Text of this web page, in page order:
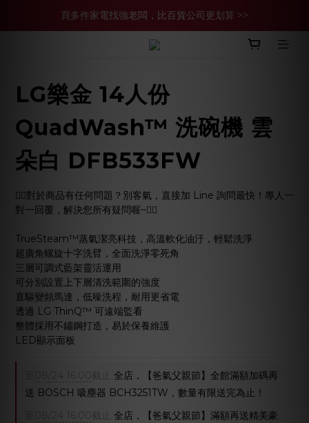
買多件家電找強老闆，比百貨公司更划算 >>
買多件家電找強老闆，比百貨公司更划算 >>
官網現金轉帳優惠 結帳輸【YHH02】再享2%優惠
LG樂金 14人份
QuadWash™ 洗碗機 雲
朵白 DFB533FW
🙋‍♀️對於商品有任何問題？別客氣，直接加 Line 詢問最快！專人一
對一回覆，解決您所有疑問喔~🙋‍♂️
TrueSteam™蒸氣潔亮科技，高溫軟化油汙，輕鬆洗淨
超廣角螺旋十字洗臂，全面洗淨零死角
三層可調式藍架靈活運用
可分別設置上下層清洗範圍的強度
直驅變頻馬達，低噪洗程，耐用更省電
透過 LG ThinQ™ 可遠端監看
整體採用不鏽鋼打造，易於保養維護
LED顯示面板
08/24 16:00 截止
全店，【爸氣父親節】全館滿額加碼再
送 BOSCH 吸塵器 BCH3251TW，數量有限送完為止！
08/24 16:00 截止
全店，【爸氣父親節】滿額再送精美豪